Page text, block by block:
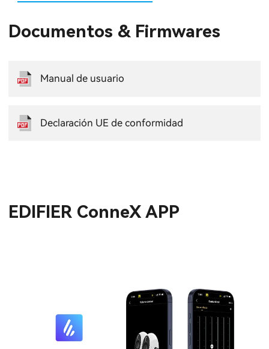
Documentos & Firmwares
Manual de usuario
Declaración UE de conformidad
EDIFIER ConneX APP